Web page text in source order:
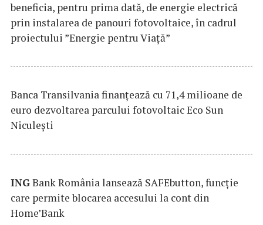
beneficia, pentru prima dată, de energie electrică
prin instalarea de panouri fotovoltaice, în cadrul
proiectului ”Energie pentru Viață”
Banca Transilvania finanțează cu 71,4 milioane de
euro dezvoltarea parcului fotovoltaic Eco Sun
Niculești
INGBank România lansează SAFEbutton, funcţie
care permite blocarea accesului la cont din
Home’Bank